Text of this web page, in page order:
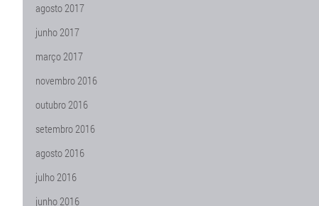
agosto 2017
junho 2017
março 2017
novembro 2016
outubro 2016
setembro 2016
agosto 2016
julho 2016
junho 2016